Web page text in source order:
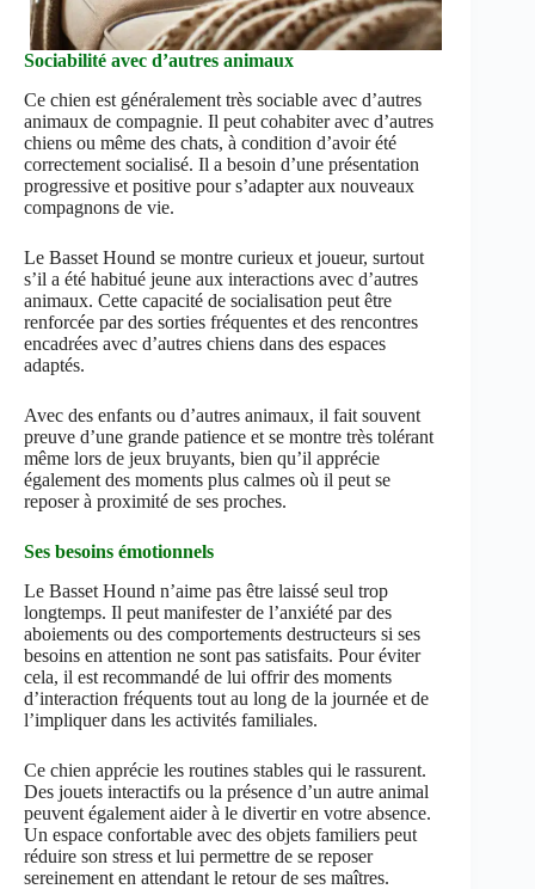
Sociabilité avec d’autres animaux
Ce chien est généralement très sociable avec d’autres
animaux de compagnie. Il peut cohabiter avec d’autres
chiens ou même des chats, à condition d’avoir été
correctement socialisé. Il a besoin d’une présentation
progressive et positive pour s’adapter aux nouveaux
compagnons de vie.
Le Basset Hound se montre curieux et joueur, surtout
s’il a été habitué jeune aux interactions avec d’autres
animaux. Cette capacité de socialisation peut être
renforcée par des sorties fréquentes et des rencontres
encadrées avec d’autres chiens dans des espaces
adaptés.
Avec des enfants ou d’autres animaux, il fait souvent
preuve d’une grande patience et se montre très tolérant
même lors de jeux bruyants, bien qu’il apprécie
également des moments plus calmes où il peut se
reposer à proximité de ses proches.
Ses besoins émotionnels
Le Basset Hound n’aime pas être laissé seul trop
longtemps. Il peut manifester de l’anxiété par des
aboiements ou des comportements destructeurs si ses
besoins en attention ne sont pas satisfaits. Pour éviter
cela, il est recommandé de lui offrir des moments
d’interaction fréquents tout au long de la journée et de
l’impliquer dans les activités familiales.
Ce chien apprécie les routines stables qui le rassurent.
Des jouets interactifs ou la présence d’un autre animal
peuvent également aider à le divertir en votre absence.
Un espace confortable avec des objets familiers peut
réduire son stress et lui permettre de se reposer
sereinement en attendant le retour de ses maîtres.